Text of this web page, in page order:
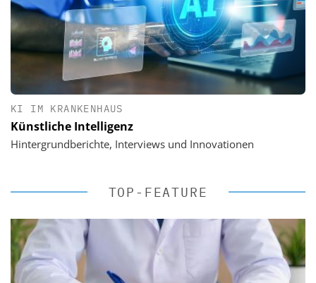
KI IM KRANKENHAUS
Künstliche Intelligenz
Hintergrundberichte, Interviews und Innovationen
TOP-FEATURE